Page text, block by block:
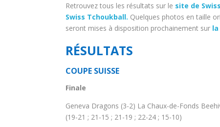
Retrouvez tous les résultats sur le site de
Swiss Tchoukball. Quelques photos en taille
seront mises à disposition prochainement sur
RÉSULTATS
COUPE SUISSE
Finale
Geneva Dragons (3-2) La Chaux-de-Fonds
(19-21 ; 21-15 ; 21-19 ; 22-24 ; 15-10)